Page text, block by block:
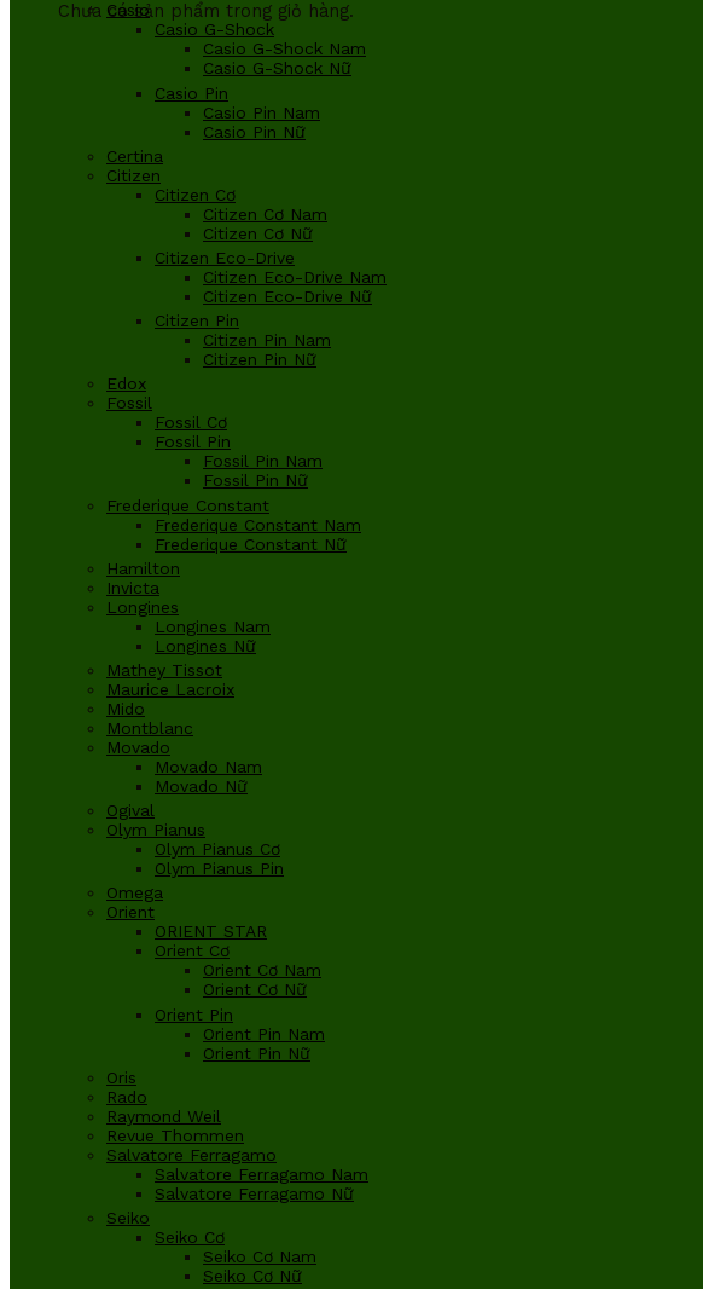
Chưa có sản phẩm trong giỏ hàng.
Casio
Casio G-Shock
Casio G-Shock Nam
Casio G-Shock Nữ
Casio Pin
Casio Pin Nam
Casio Pin Nữ
Certina
Citizen
Citizen Cơ
Citizen Cơ Nam
Citizen Cơ Nữ
Citizen Eco-Drive
Citizen Eco-Drive Nam
Citizen Eco-Drive Nữ
Citizen Pin
Citizen Pin Nam
Citizen Pin Nữ
Edox
Fossil
Fossil Cơ
Fossil Pin
Fossil Pin Nam
Fossil Pin Nữ
Frederique Constant
Frederique Constant Nam
Frederique Constant Nữ
Hamilton
Invicta
Longines
Longines Nam
Longines Nữ
Mathey Tissot
Maurice Lacroix
Mido
Montblanc
Movado
Movado Nam
Movado Nữ
Ogival
Olym Pianus
Olym Pianus Cơ
Olym Pianus Pin
Omega
Orient
ORIENT STAR
Orient Cơ
Orient Cơ Nam
Orient Cơ Nữ
Orient Pin
Orient Pin Nam
Orient Pin Nữ
Oris
Rado
Raymond Weil
Revue Thommen
Salvatore Ferragamo
Salvatore Ferragamo Nam
Salvatore Ferragamo Nữ
Seiko
Seiko Cơ
Seiko Cơ Nam
Seiko Cơ Nữ